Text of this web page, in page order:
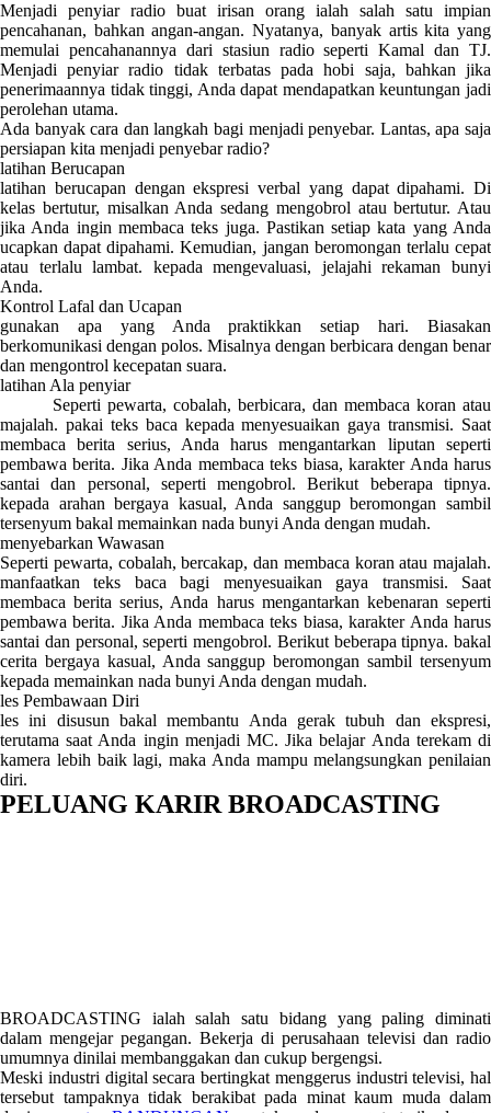
Menjadi penyiar radio buat irisan orang ialah salah satu impian
pencahanan, bahkan angan-angan. Nyatanya, banyak artis kita yang
memulai pencahanannya dari stasiun radio seperti Kamal dan TJ.
Menjadi penyiar radio tidak terbatas pada hobi saja, bahkan jika
penerimaannya tidak tinggi, Anda dapat mendapatkan keuntungan jadi
perolehan utama.
Ada banyak cara dan langkah bagi menjadi penyebar. Lantas, apa saja
persiapan kita menjadi penyebar radio?
latihan Berucapan
latihan berucapan dengan ekspresi verbal yang dapat dipahami. Di
kelas bertutur, misalkan Anda sedang mengobrol atau bertutur. Atau
jika Anda ingin membaca teks juga. Pastikan setiap kata yang Anda
ucapkan dapat dipahami. Kemudian, jangan beromongan terlalu cepat
atau terlalu lambat. kepada mengevaluasi, jelajahi rekaman bunyi
Anda.
Kontrol Lafal dan Ucapan
gunakan apa yang Anda praktikkan setiap hari. Biasakan
berkomunikasi dengan polos. Misalnya dengan berbicara dengan benar
dan mengontrol kecepatan suara.
latihan Ala penyiar
Seperti pewarta, cobalah, berbicara, dan membaca koran atau
majalah. pakai teks baca kepada menyesuaikan gaya transmisi. Saat
membaca berita serius, Anda harus mengantarkan liputan seperti
pembawa berita. Jika Anda membaca teks biasa, karakter Anda harus
santai dan personal, seperti mengobrol. Berikut beberapa tipnya.
kepada arahan bergaya kasual, Anda sanggup beromongan sambil
tersenyum bakal memainkan nada bunyi Anda dengan mudah.
menyebarkan Wawasan
Seperti pewarta, cobalah, bercakap, dan membaca koran atau majalah.
manfaatkan teks baca bagi menyesuaikan gaya transmisi. Saat
membaca berita serius, Anda harus mengantarkan kebenaran seperti
pembawa berita. Jika Anda membaca teks biasa, karakter Anda harus
santai dan personal, seperti mengobrol. Berikut beberapa tipnya. bakal
cerita bergaya kasual, Anda sanggup beromongan sambil tersenyum
kepada memainkan nada bunyi Anda dengan mudah.
les Pembawaan Diri
les ini disusun bakal membantu Anda gerak tubuh dan ekspresi,
terutama saat Anda ingin menjadi MC. Jika belajar Anda terekam di
kamera lebih baik lagi, maka Anda mampu melangsungkan penilaian
diri.
PELUANG KARIR BROADCASTING
BROADCASTING ialah salah satu bidang yang paling diminati
dalam mengejar pegangan. Bekerja di perusahaan televisi dan radio
umumnya dinilai membanggakan dan cukup bergengsi.
Meski industri digital secara bertingkat menggerus industri televisi, hal
tersebut tampaknya tidak berakibat pada minat kaum muda dalam